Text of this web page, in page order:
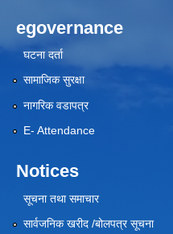
egovernance
घटना दर्ता
सामाजिक सुरक्षा
नागरिक वडापत्र
E- Attendance
Notices
सूचना तथा समाचार
सार्वजनिक खरीद /बोलपत्र सूचना